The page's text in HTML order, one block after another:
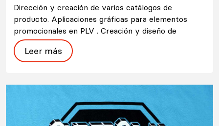
Dirección y creación de varios catálogos de
producto. Aplicaciones gráficas para elementos
promocionales en PLV . Creación y diseño de
Leer más